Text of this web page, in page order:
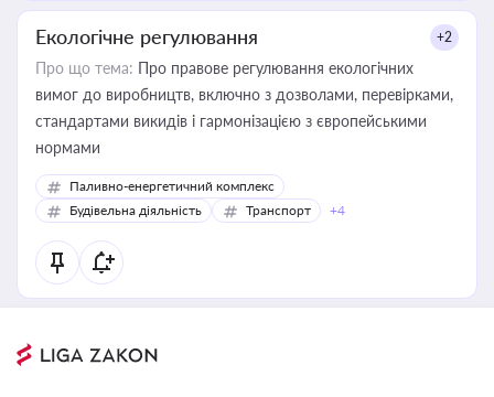
Екологічне регулювання +2
Про що тема: Про правове регулювання екологічних
вимог до виробництв, включно з дозволами, перевірками,
стандартами викидів і гармонізацією з європейськими
нормами
Паливно-енергетичний комплекс
Будівельна діяльність
Транспорт +4